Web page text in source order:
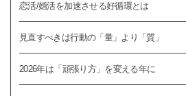
恋活/婚活を加速させる好循環とは
見直すべきは行動の「量」より「質」
2026年は「頑張り方」を変える年に